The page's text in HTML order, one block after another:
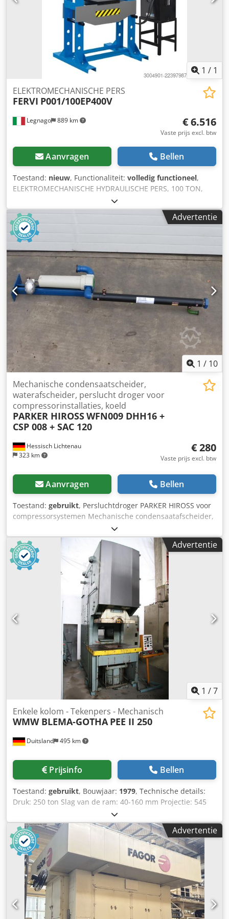
verkopen? Neem dan contact met ons op. Meer
aanbiedingen vindt u op onze website. Bezichtigingen zijn
mogelijk na afspraak. Wij kijken uit naar uw bezoek. Uw
Markus Hirsch-team
1 / 1
Legnago 889 km
ELEKTROMECHANISCHE PERS
FERVI P001/100EP400V
€ 6.516
Vaste prijs excl. btw
Aanvragen Bellen
Toestand: nieuw, Functionaliteit: volledig functioneel,
ELEKTROMECHANISCHE HYDRAULISCHE PERS, 100 TON,
FERVI, model P001/100EP400V. Cedpfx Asznvbdob Serf
Advertentie
1 / 10
Hessisch Lichtenau
323 km
Mechanische condensaatscheider,
waterafscheider, perslucht droger voor
compressorinstallaties, koeld
PARKER HIROSSWFN009 DHH16 +
CSP 008 + SAC 120
€ 280
Vaste prijs excl. btw
Aanvragen Bellen
Toestand: gebruikt, Persluchtdroger PARKER HIROSS voor
compressorsystemen Mechanische condensaatafscheider,
waterafscheider Koeldroger met watergekoelde narkoeler
voor het verwijderen van waterdamp en het koelen van
perslucht of gassen. 1 stuk narkoeler type WFN009 DHH16
Luchtvolumestroom nominaal: 540 m³/u = 9000 liter/min.
Bedrijfsdruk lucht: max. 16 bar Behuizingslengte: 1020 mm
Behuizingsdiameter: Ø 105 mm Csdpfjdzqn Usx Ab Sorf
Schroefaansluiting lucht: G 2" Schroefaansluiting water: G
3/4" Gewicht narkoeler: 11 kg Afmetingen narkoeler L x B x
H: 1030 x 850 x 200 mm + 1 stuk waterafscheider type CSP
008 Nominale volumestroom: 480 m³/u = 8000 liter/min.
Bedrijfsdruk: max. 16 bar Schroefaansluiting: G 2" -
Filterbehuizing van aluminium + 1 stuk mechanische
condensaatafscheider HIROSS SAC 120
Schroefaansluitingen: R 1/2" Bedrijfsdruk: 16 bar Volume:
0,8 liter - Werkt zonder drukluchtverlies Alles gemonteerd
zoals op de foto's te zien Hoogte gemonteerd (staand):
2000 mm Totaal gewicht ca. 40 kg
Advertentie
1 /7
Duitsland 495 km
Enkele kolom - Tekenpers - Mechanisch
WMW BLEMA-GOTHA PEE II 250
Prijsinfo Bellen
Toestand: gebruikt, Bouwjaar: 1979, Technische details:
Druk: 250 ton Slag van de ram: 40-160 mm Projectie: 545
mm Ramverstelling: 110 mm Tafelafmetingen:
1250x800x100 mm Maximale afstand tussen tafel en ram:
670 mm Trekkracht: 16 tot Tafelhoogte boven vloer: 1000
mm Ram spanoppervlak: 900x670x100 mm Vrije ruimte
tussen de staanders: 500x400 mm Totaal benodigd
vermogen: 23 kW Machinegewicht ongeveer: 16,6 ton
Afmetingen machine: 2,8x1,4x3,7 m Afmetingen
schakelkast LxBxH: 1,15x0,6x2,1 m Trekinrichting:
uitwerper en tegenhouder kracht 16 ton elk
Tafelafmetingen met 4x parallel lopende T-sleuven
Advertentie